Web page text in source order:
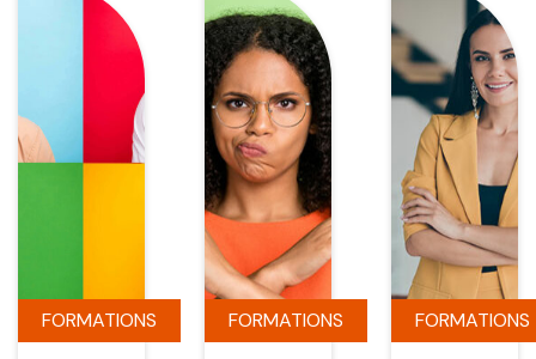
FORMATIONS FORMATIONS FORMATIONS